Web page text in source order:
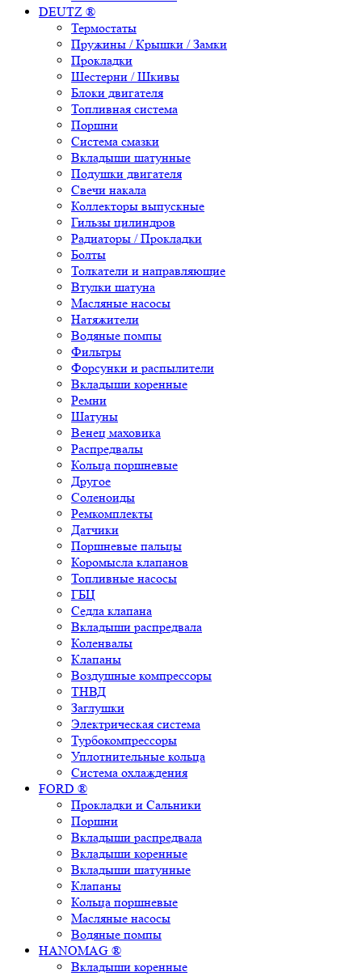
DEUTZ ®
Термостаты
Пружины / Крышки / Замки
Прокладки
Шестерни / Шкивы
Блоки двигателя
Топливная система
Поршни
Система смазки
Вкладыши шатунные
Подушки двигателя
Свечи накала
Коллекторы выпускные
Гильзы цилиндров
Радиаторы / Прокладки
Болты
Толкатели и направляющие
Втулки шатуна
Масляные насосы
Натяжители
Водяные помпы
Фильтры
Форсунки и распылители
Вкладыши коренные
Ремни
Шатуны
Венец маховика
Распредвалы
Кольца поршневые
Другое
Соленоиды
Ремкомплекты
Датчики
Поршневые пальцы
Коромысла клапанов
Топливные насосы
ГБЦ
Седла клапана
Вкладыши распредвала
Коленвалы
Клапаны
Воздушные компрессоры
ТНВД
Заглушки
Электрическая система
Турбокомпрессоры
Уплотнительные кольца
Система охлаждения
FORD ®
Прокладки и Сальники
Поршни
Вкладыши распредвала
Вкладыши коренные
Вкладыши шатунные
Клапаны
Кольца поршневые
Масляные насосы
Водяные помпы
HANOMAG ®
Вкладыши коренные